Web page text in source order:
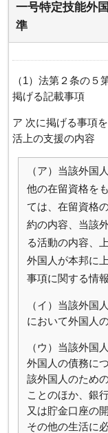
一号特定技能外
準
（1）法第２条の５
掲げる記載事項
ア 次に掲げる事項
活上の支援の内容
（ア）当該外国
他の在留資格を
ては、在留資格
約の内容、当該
る活動の内容、
外国人が本邦に
事項に関する情
（イ）当該外国
において外国人
（ウ）当該外国
外国人の債務に
該外国人のため
ことのほか、銀
又は貯金口座の
その他の生活に